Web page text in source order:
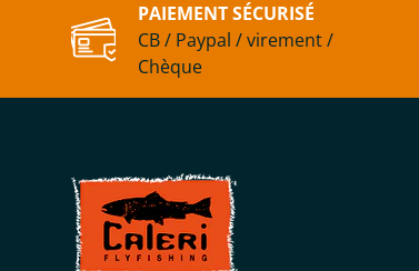
PAIEMENT SÉCURISÉ
CB / Paypal / virement /
Chèque